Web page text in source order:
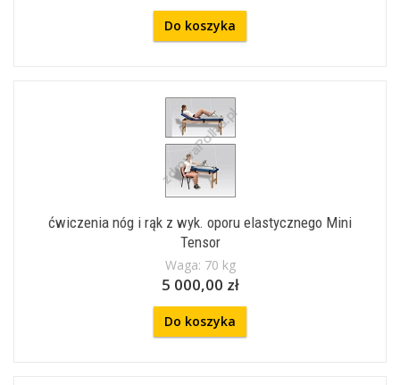
Do koszyka
ćwiczenia nóg i rąk z wyk. oporu elastycznego Mini
Tensor
Waga: 70 kg
5 000,00 zł
Do koszyka